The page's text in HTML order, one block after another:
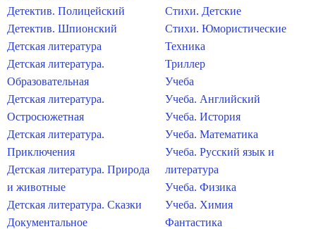
Детектив. Полицейский
Детектив. Шпионский
Детская литература
Детская литература.
Образовательная
Детская литература.
Остросюжетная
Детская литература.
Приключения
Детская литература. Природа
и животные
Детская литература. Сказки
Документальное
Стихи. Детские
Стихи. Юмористические
Техника
Триллер
Учеба
Учеба. Английский
Учеба. История
Учеба. Математика
Учеба. Русский язык и
литература
Учеба. Физика
Учеба. Химия
Фантастика